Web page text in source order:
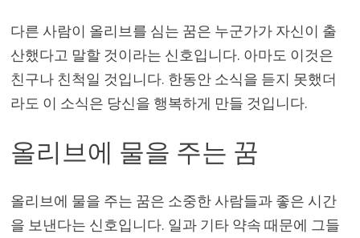
다른 사람이 올리브를 심는 꿈은 누군가가 자신이 출
산했다고 말할 것이라는 신호입니다. 아마도 이것은
친구나 친척일 것입니다. 한동안 소식을 듣지 못했더
라도 이 소식은 당신을 행복하게 만들 것입니다.
올리브에 물을 주는 꿈
올리브에 물을 주는 꿈은 소중한 사람들과 좋은 시간
을 보낸다는 신호입니다. 일과 기타 약속 때문에 그들